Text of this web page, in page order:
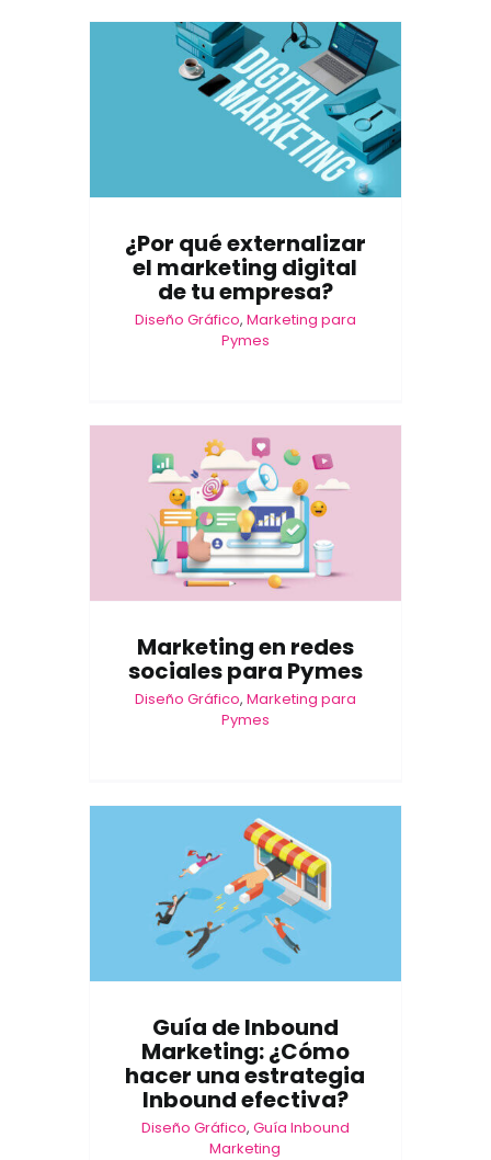
¿Por qué externalizar
el marketing digital
de tu empresa?
Diseño Gráfico, Marketing para
Pymes
Marketing en redes
sociales para Pymes
Diseño Gráfico, Marketing para
Pymes
Guía de Inbound
Marketing: ¿Cómo
hacer una estrategia
Inbound efectiva?
Diseño Gráfico, Guía Inbound
Marketing